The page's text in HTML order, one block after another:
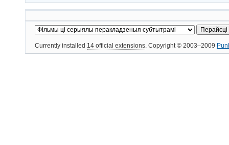
Currently installed 14 official extensions. Copyright © 2003–2009